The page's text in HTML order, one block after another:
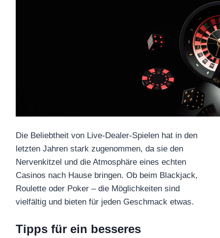
Die Beliebtheit von Live-Dealer-Spielen hat in den
letzten Jahren stark zugenommen, da sie den
Nervenkitzel und die Atmosphäre eines echten
Casinos nach Hause bringen. Ob beim Blackjack,
Roulette oder Poker – die Möglichkeiten sind
vielfältig und bieten für jeden Geschmack etwas.
Tipps für ein besseres